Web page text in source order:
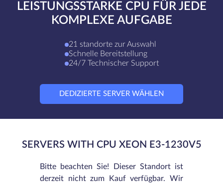
LEISTUNGSSTARKE CPU FÜR JEDE
KOMPLEXE AUFGABE
21 standorte zur Auswahl
Schnelle Bereitstellung
24/7 Technischer Support
DEDIZIERTE SERVER WÄHLEN
SERVERS WITH CPU XEON E3-1230V5
Bitte beachten Sie! Dieser Standort ist
derzeit nicht zum Kauf verfügbar. Wir